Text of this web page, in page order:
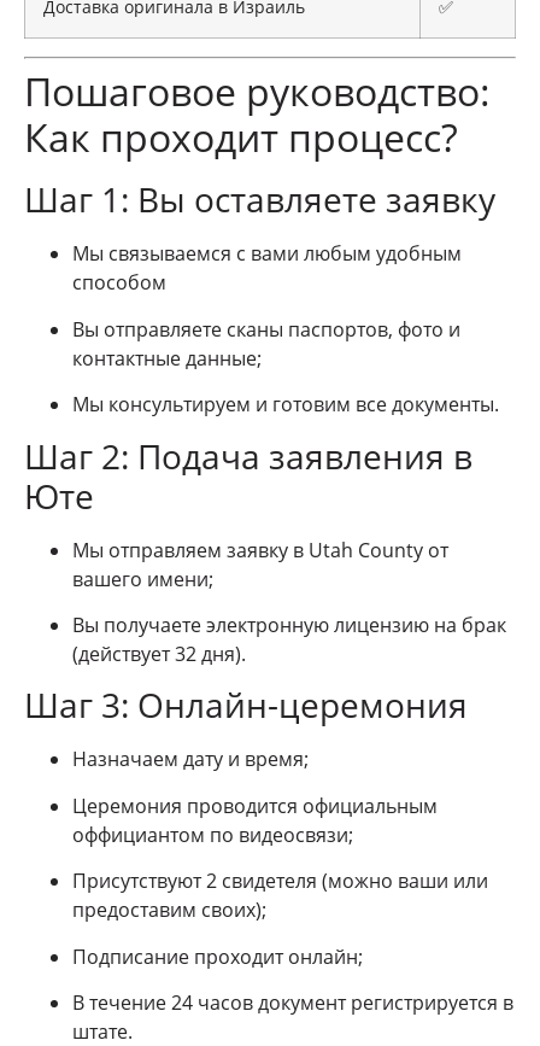
Доставка оригинала в Израиль ✅
Пошаговое руководство:
Как проходит процесс?
Шаг 1: Вы оставляете заявку
Мы связываемся с вами любым удобным
способом
Вы отправляете сканы паспортов, фото и
контактные данные;
Мы консультируем и готовим все документы.
Шаг 2: Подача заявления в
Юте
Мы отправляем заявку в Utah County от
вашего имени;
Вы получаете электронную лицензию на брак
(действует 32 дня).
Шаг 3: Онлайн-церемония
Назначаем дату и время;
Церемония проводится официальным
оффициантом по видеосвязи;
Присутствуют 2 свидетеля (можно ваши или
предоставим своих);
Подписание проходит онлайн;
В течение 24 часов документ регистрируется в
штате.